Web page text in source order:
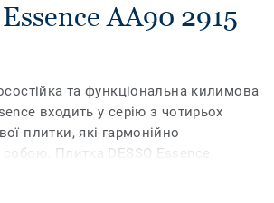
AA90 2915
та функціональна килимова
входить у серію з чотирьох
плитки, які гармонійно
Плитка DESSO Essence
вибір з понад 30 свіжих кольорів,